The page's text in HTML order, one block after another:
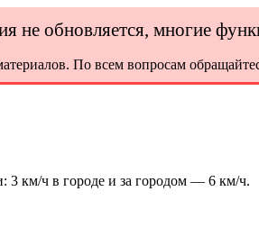
не обновляется, многие
По всем вопросам
3 км/ч в городе и за городом — 6 км/ч.